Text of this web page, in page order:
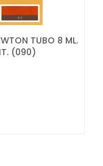
TUBO 8 ML.
(090)